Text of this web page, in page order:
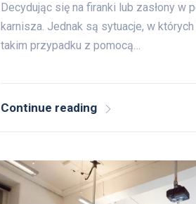
Decydując się na firanki lub zasłony
karnisza. Jednak są sytuacje, w
takim przypadku z pomocą…
Continue reading